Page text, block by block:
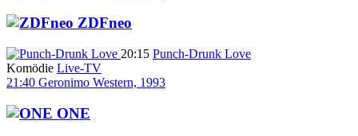
ZDFneo
20:15 Punch-Drunk Love
Komödie Live-TV
21:40 Geronimo Western, 1993
ONE